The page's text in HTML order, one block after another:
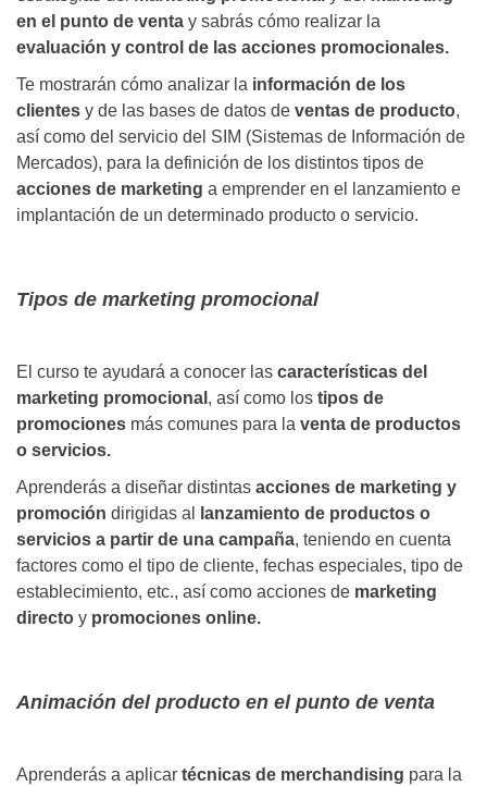
en el punto de venta y sabrás cómo realizar la
evaluación y control de las acciones promocionales.
Te mostrarán cómo analizar la información de los
clientes y de las bases de datos de ventas de producto,
así como del servicio del SIM (Sistemas de Información de
Mercados), para la definición de los distintos tipos de
acciones de marketing a emprender en el lanzamiento e
implantación de un determinado producto o servicio.
Tipos de marketing promocional
El curso te ayudará a conocer las características del
marketing promocional , así como los tipos de
promociones más comunes para la venta de productos
o servicios.
Aprenderás a diseñar distintas acciones de marketing y
promoción dirigidas al
lanzamiento de productos o
servicios a partir de una campaña, teniendo en cuenta
factores como el tipo de cliente, fechas especiales, tipo de
establecimiento, etc., así como acciones de marketing
directo y promociones online.
Animación del producto en el punto de venta
Aprenderás a aplicar técnicas de merchandising para la